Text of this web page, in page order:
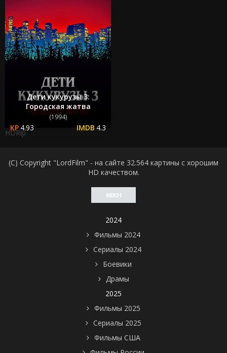
Дети кукурузы 3:
Городская жатва
(1994)
4.93 4.3
HDRip
(C) Copyright "LordFilm" - на сайте 32.564 картины с хорошим
HD качеством.
2024
Фильмы 2024
Сериалы 2024
Боевики
Драмы
2025
Фильмы 2025
Сериалы 2025
Фильмы США